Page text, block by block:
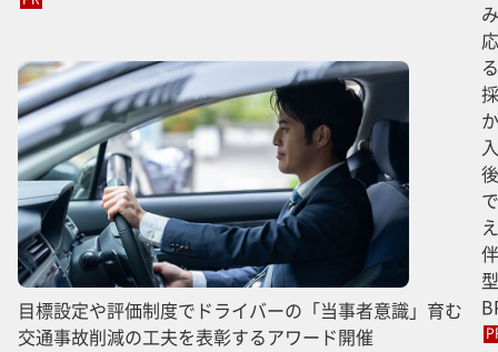
型
目標設定や評価制度でドライバーの「当事者意識」育む
交通事故削減の工夫を表彰するアワード開催